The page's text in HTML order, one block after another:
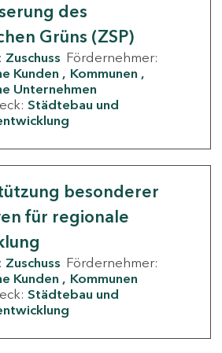
des
Grüns (ZSP)
Zuschuss Fördernehmer:
Kunden
Kommunen
Unternehmen
Städtebau und
besonderer
für regionale
Zuschuss Fördernehmer:
Kunden
Kommunen
Städtebau und